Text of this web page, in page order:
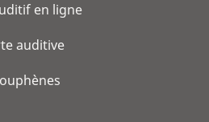
en ligne
auditive